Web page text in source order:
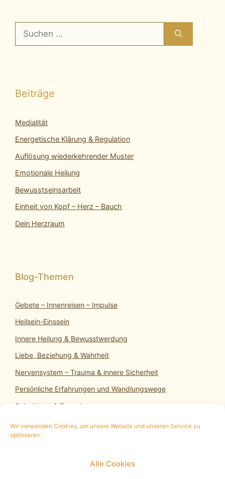
Wir verwenden Cookies, um unsere Website und unseren Service zu
optimieren.
Alle Cookies
nach:
Beiträge
Medialität
Energetische Klärung & Regulation
Auflösung wiederkehrender Muster
Emotionale Heilung
Bewusstseinsarbeit
Einheit von Kopf – Herz – Bauch
Dein Herzraum
Gebete – Innenreisen – Impulse
Heilsein-Einssein
Innere Heilung & Bewusstwerdung
Liebe, Beziehung & Wahrheit
Nervensystem – Trauma & innere Sicherheit
Persönliche Erfahrungen und Wandlungswege
SeinsNatur & Erwachen
Impressum|Datenschutz